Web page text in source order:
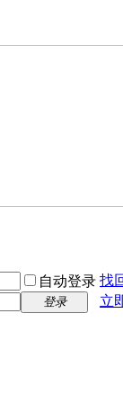
自动登录 找
登录
立